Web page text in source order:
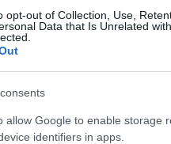
opt-out of Collection, Use,
Data that Is Unrelated
allow Google to enable storage
identifiers in apps.